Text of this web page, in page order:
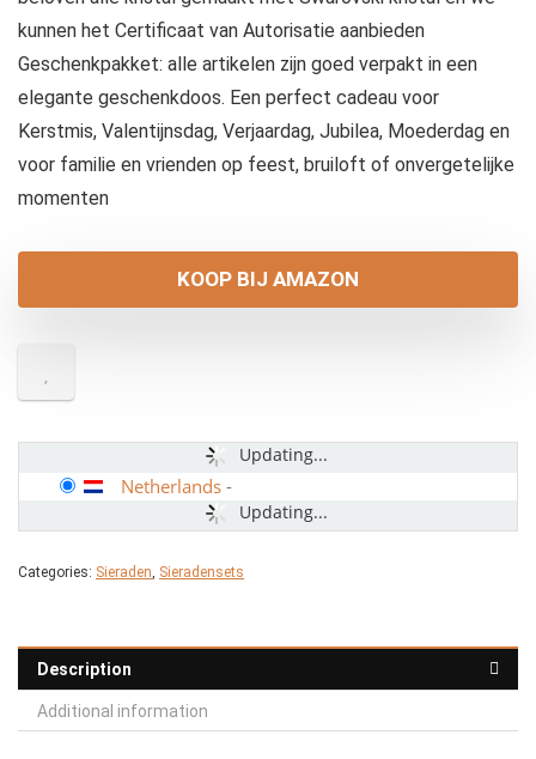
kunnen het Certificaat van Autorisatie aanbieden
Geschenkpakket: alle artikelen zijn goed verpakt in een
elegante geschenkdoos. Een perfect cadeau voor
Kerstmis, Valentijnsdag, Verjaardag, Jubilea, Moederdag en
voor familie en vrienden op feest, bruiloft of onvergetelijke
momenten
KOOP BIJ AMAZON
Updating...
Updating...
Netherlands -
Categories: Sieraden, Sieradensets
Description
Additional information